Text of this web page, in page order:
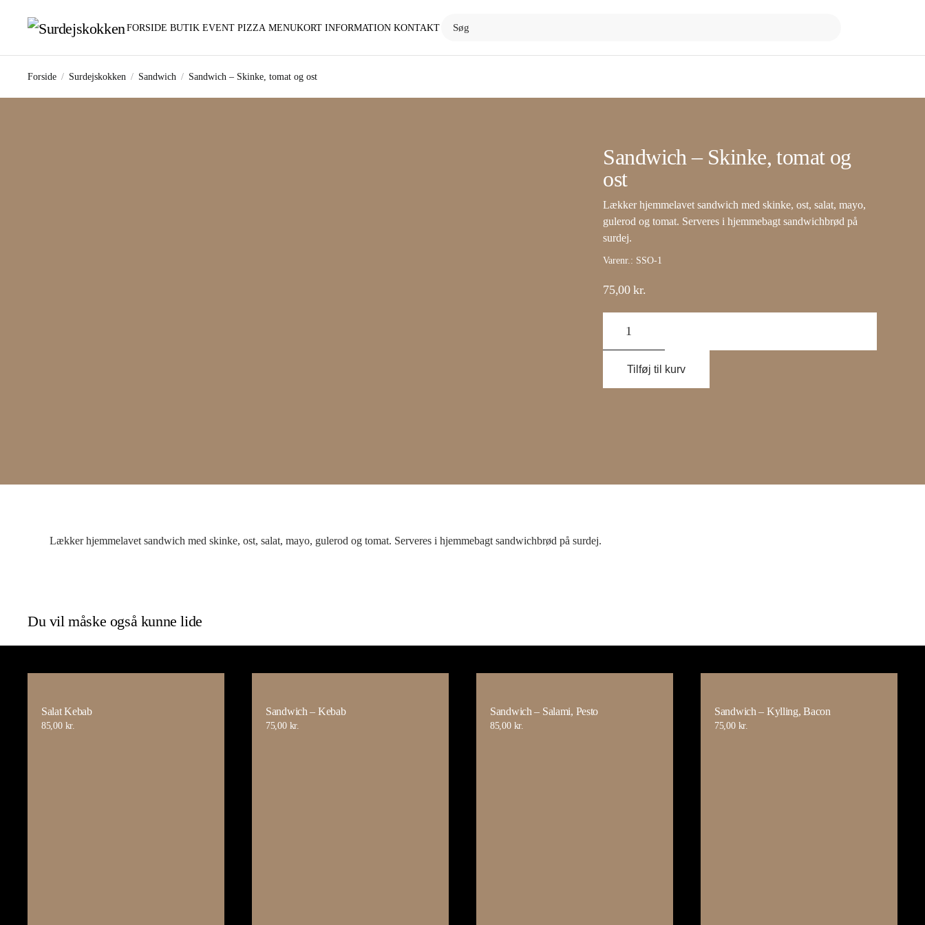
Gå til hovedindhold
FORSIDE BUTIK EVENT PIZZA MENUKORT INFORMATION KONTAKT
Forside Surdejskokken Sandwich Sandwich – Skinke, tomat og ost
Sandwich – Skinke, tomat og
ost
Lækker hjemmelavet sandwich med skinke, ost, salat, mayo,
gulerod og tomat. Serveres i hjemmebagt sandwichbrød på
surdej.
Varenr.: SSO-1
75,00kr.
Skinke,
og
Tilføj til kurv
Lækker hjemmelavet sandwich med skinke, ost, salat, mayo, gulerod og tomat. Serveres i hjemmebagt sandwichbrød på surdej.
Du vil måske også kunne lide
Salat Kebab
85,00 kr.
Sandwich – Kebab
75,00 kr.
Sandwich – Salami, Pesto
85,00 kr.
Sandwich – Kylling, Bacon
75,00 kr.